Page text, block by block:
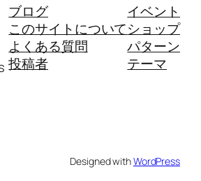
ブログ
このサイトについて
よくある質問
投稿者
イベント
ショップ
パターン
テーマ
Designed withWordPress